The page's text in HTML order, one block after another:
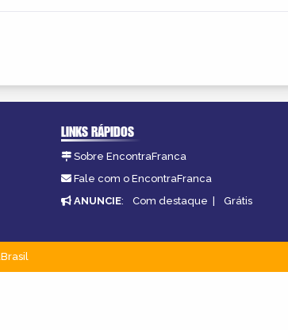
LINKS RÁPIDOS
Sobre EncontraFranca
Fale com o EncontraFranca
ANUNCIE: Com destaque | Grátis